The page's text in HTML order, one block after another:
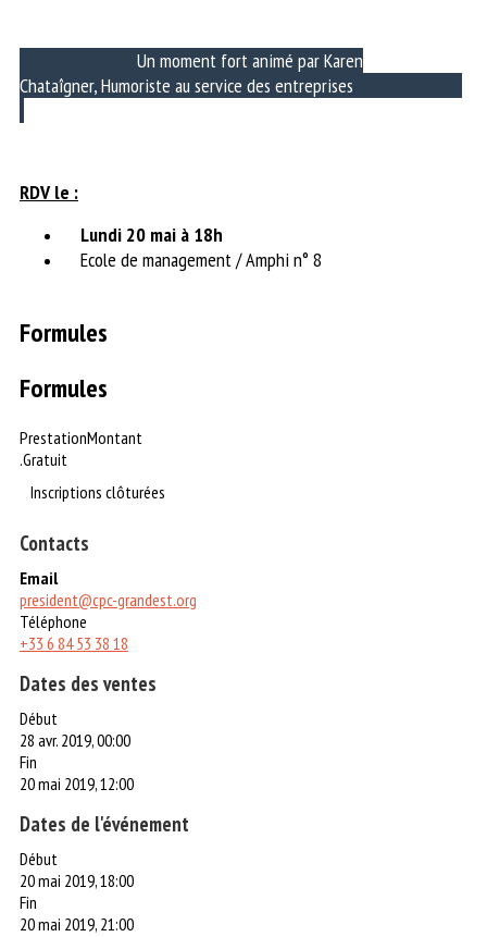
Un moment fort animé par Karen
Chataîgner, Humoriste au service des entreprises
RDV le :
Lundi 20 mai à 18h
Ecole de management / Amphi n° 8
Formules
Formules
PrestationMontant
.Gratuit
Inscriptions clôturées
Contacts
Email
president@cpc-grandest.org
Téléphone
+33 6 84 53 38 18
Dates des ventes
Début
28 avr. 2019, 00:00
Fin
20 mai 2019, 12:00
Dates de l'événement
Début
20 mai 2019, 18:00
Fin
20 mai 2019, 21:00